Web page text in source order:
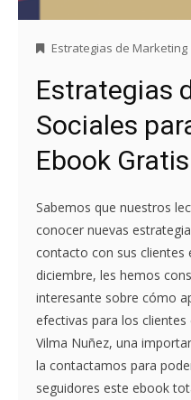
Estrategias de Marketing
Estrategias
Sociales
Ebook Gratis
Sabemos que nuestros
conocer nuevas
contacto con sus clientes
diciembre, les hemos
interesante sobre cómo
efectivas para los clientes
Vilma Nuñez, una
la contactamos para
seguidores este ebook